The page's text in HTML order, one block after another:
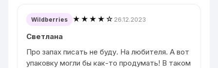
Wildberries ★★★★☆ 26.12.2023
Светлана
Про запах писать не буду. На любителя. А вот
упаковку могли бы как-то продумать! В таком